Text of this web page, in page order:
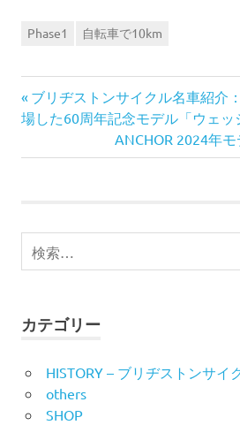
Phase1 自転車で10km
投
ゲ
シ
ョ
ン
前
の
事:
ブリヂストンサイクル名車紹介
場した60周年記念モデル「ウェッ
次
の
ANCHOR 2024年
検
索
カテゴリー
HISTORY – ブリヂストンサイ
others
SHOP